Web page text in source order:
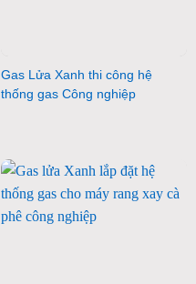
Gas Lửa Xanh thi công hệ
thống gas Công nghiệp